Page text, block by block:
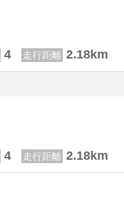
4 走行距離 2.18km
4 走行距離 2.18km